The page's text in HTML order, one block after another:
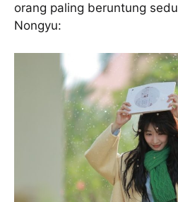
orang paling beruntung
Nongyu: